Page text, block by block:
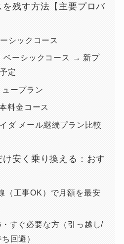
を残す方法【主要プロバ
シックコース
ベーシックコース → 新プ
定
ープラン
料金コース
ダ メール継続プラン比較
け安く乗り換える：おす
（工事OK）で月額を最安
すぐ必要な方（引っ越し/
回避）